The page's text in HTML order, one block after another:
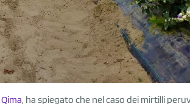
Qima, ha spiegato che nel caso dei mirtilli